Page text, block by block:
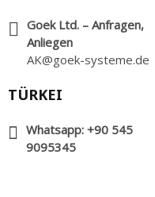
Goek Ltd. – Anfragen,
Anliegen
AK@goek-systeme.de
TÜRKEI
Whatsapp: +90 545
9095345